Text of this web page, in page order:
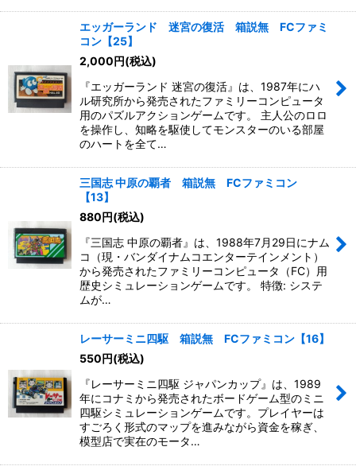
エッガーランド 迷宮の復活 箱説無 FCファミ
コン【25】
2,000円(税込)
『エッガーランド 迷宮の復活』は、1987年にハ
ル研究所から発売されたファミリーコンピュータ
用のパズルアクションゲームです。 主人公のロロ
を操作し、知略を駆使してモンスターのいる部屋
のハートを全て…
三国志 中原の覇者 箱説無 FCファミコン
【13】
880円(税込)
『三国志 中原の覇者』は、1988年7月29日にナム
コ（現・バンダイナムコエンターテインメント）
から発売されたファミリーコンピュータ（FC）用
歴史シミュレーションゲームです。 特徴: システ
ムが…
レーサーミニ四駆 箱説無 FCファミコン【16】
550円(税込)
『レーサーミニ四駆 ジャパンカップ』は、1989
年にコナミから発売されたボードゲーム型のミニ
四駆シミュレーションゲームです。プレイヤーは
すごろく形式のマップを進みながら資金を稼ぎ、
模型店で実在のモータ…